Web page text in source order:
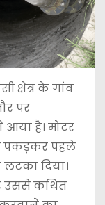
क्षेत्र के गांव
पर
है। मोटर
पकड़कर पहले
दिया।
उससे कथित